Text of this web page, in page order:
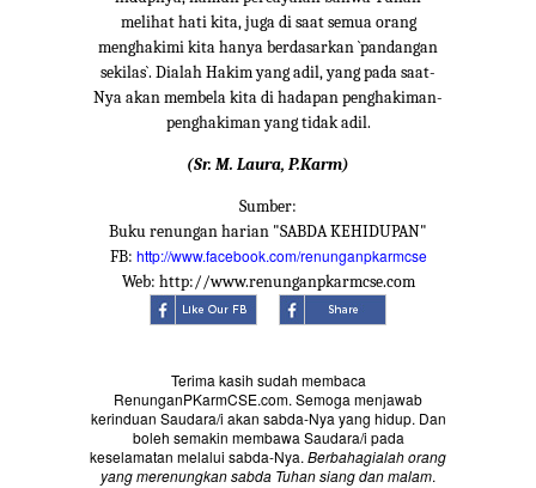
melihat hati kita, juga di saat semua orang
menghakimi kita hanya berdasarkan `pandangan
sekilas`. Dialah Hakim yang adil, yang pada saat-
Nya akan membela kita di hadapan penghakiman-
penghakiman yang tidak adil.
(Sr. M. Laura, P.Karm)
Sumber:
Buku renungan harian "SABDA KEHIDUPAN"
FB: http://www.facebook.com/renunganpkarmcse
Web: http://www.renunganpkarmcse.com
Terima kasih sudah membaca
RenunganPKarmCSE.com. Semoga menjawab
kerinduan Saudara/i akan sabda-Nya yang hidup. Dan
boleh semakin membawa Saudara/i pada
keselamatan melalui sabda-Nya. Berbahagialah orang
yang merenungkan sabda Tuhan siang dan malam.